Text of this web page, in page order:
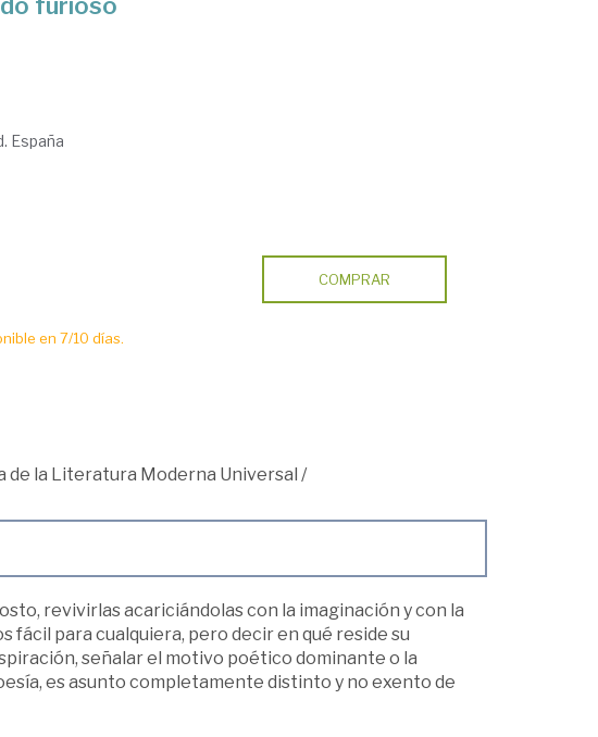
España
en 7/10 días.
COMPRAR
de la Literatura Moderna Universal /
revivirlas acariciándolas con la imaginación y con la
fácil para cualquiera, pero decir en qué reside su
señalar el motivo poético dominante o la
es asunto completamente distinto y no exento de